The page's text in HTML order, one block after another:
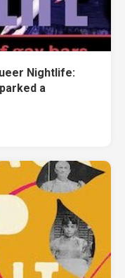
Nightlife:
a